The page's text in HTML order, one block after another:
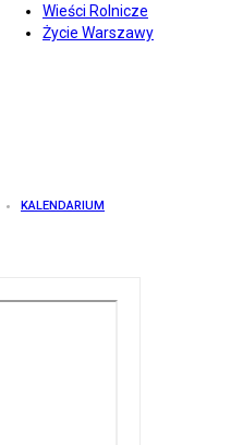
Wieści Rolnicze
Życie Warszawy
KALENDARIUM